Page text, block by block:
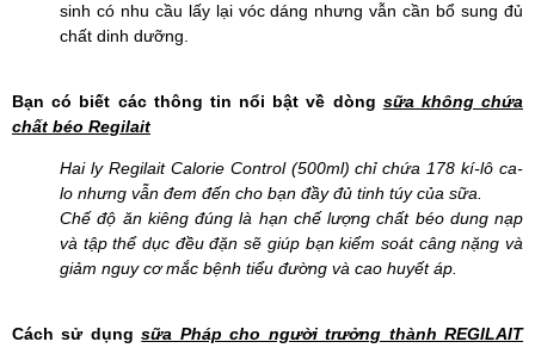
sinh có nhu cầu lấy lại vóc dáng nhưng vẫn cần bổ sung đủ
chất dinh dưỡng.
Bạn có biết các thông tin nổi bật về dòng sữa không chứa
chất béo Regilait
Hai ly Regilait Calorie Control (500ml) chỉ chứa 178 kí-lô ca-
lo nhưng vẫn đem đến cho bạn đầy đủ tinh túy của sữa.
Chế độ ăn kiêng đúng là hạn chế lượng chất béo dung nạp
và tập thể dục đều đặn sẽ giúp bạn kiểm soát câng nặng và
giảm nguy cơ mắc bệnh tiểu đường và cao huyết áp.
Cách sử dụngsữa Pháp cho người trưởng thành REGILAIT